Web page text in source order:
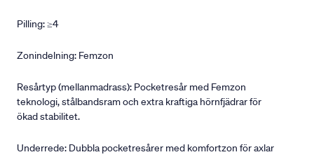
Pilling: ≥4
Zonindelning: Femzon
Resårtyp (mellanmadrass): Pocketresår med Femzon
teknologi, stålbandsram och extra kraftiga hörnfjädrar för
ökad stabilitet.
Underrede: Dubbla pocketresårer med komfortzon för axlar